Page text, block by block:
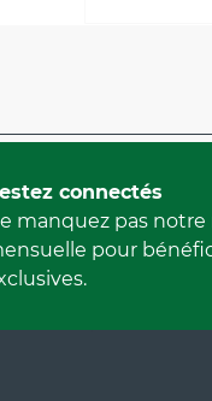
connectés
manquez pas
pour